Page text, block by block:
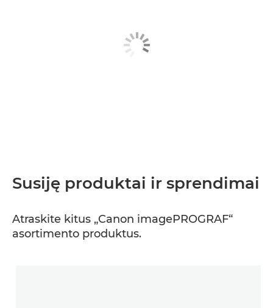
Susiję produktai ir sprendimai
Atraskite kitus „Canon imagePROGRAF“
asortimento produktus.